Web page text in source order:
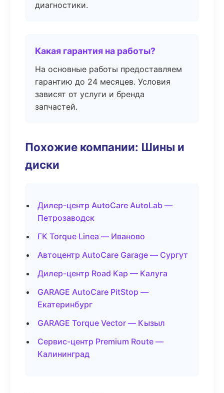
диагностики.
Какая гарантия на работы?
На основные работы предоставляем
гарантию до 24 месяцев. Условия
зависят от услуги и бренда
запчастей.
Похожие компании: Шины и
диски
Дилер-центр AutoCare AutoLab —
Петрозаводск
ГК Torque Linea — Иваново
Автоцентр AutoCare Garage — Сургут
Дилер-центр Road Кар — Калуга
GARAGE AutoCare PitStop —
Екатеринбург
GARAGE Torque Vector — Кызыл
Сервис-центр Premium Route —
Калининград